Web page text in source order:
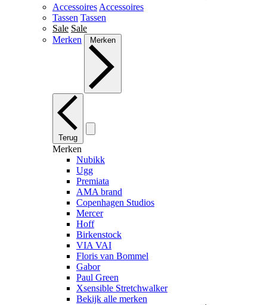
Accessoires Accessoires
Tassen Tassen
Sale Sale
Merken
Merken
Terug
Merken
Nubikk
Ugg
Premiata
AMA brand
Copenhagen Studios
Mercer
Hoff
Birkenstock
VIA VAI
Floris van Bommel
Gabor
Paul Green
Xsensible Stretchwalker
Bekijk alle merken